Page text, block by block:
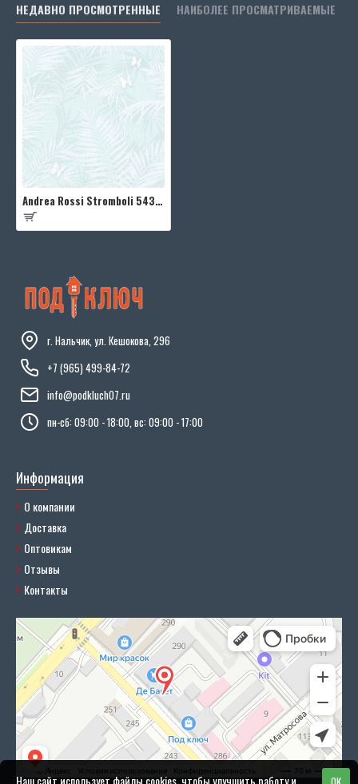
НЕДАВНО ПРОСМОТРЕННЫЕ НАИБОЛЕЕ ПРОСМАТРИВАЕМЫЕ
Andrea Rossi Stromboli 54348-6
г. Нальчик, ул. Кешокова, 296
+7 (965) 499-84-72
info@podkluch07.ru
пн-сб: 09:00 - 18:00, вс: 09:00 - 17:00
Информация
О компании
Доставка
Оптовикам
Отзывы
Контакты
Наш сайт использует файлы cookies, чтобы улучшить работу и